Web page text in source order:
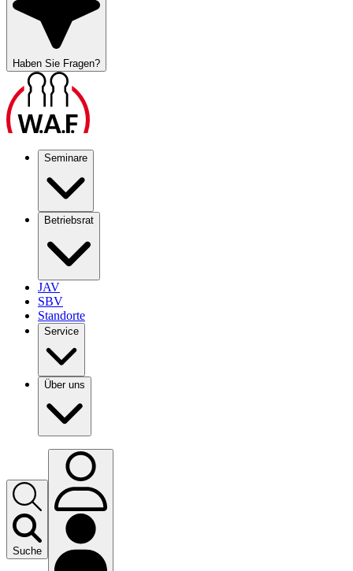
Haben Sie Fragen?
Seminare
Betriebsrat
JAV
SBV
Standorte
Service
Über uns
Suche